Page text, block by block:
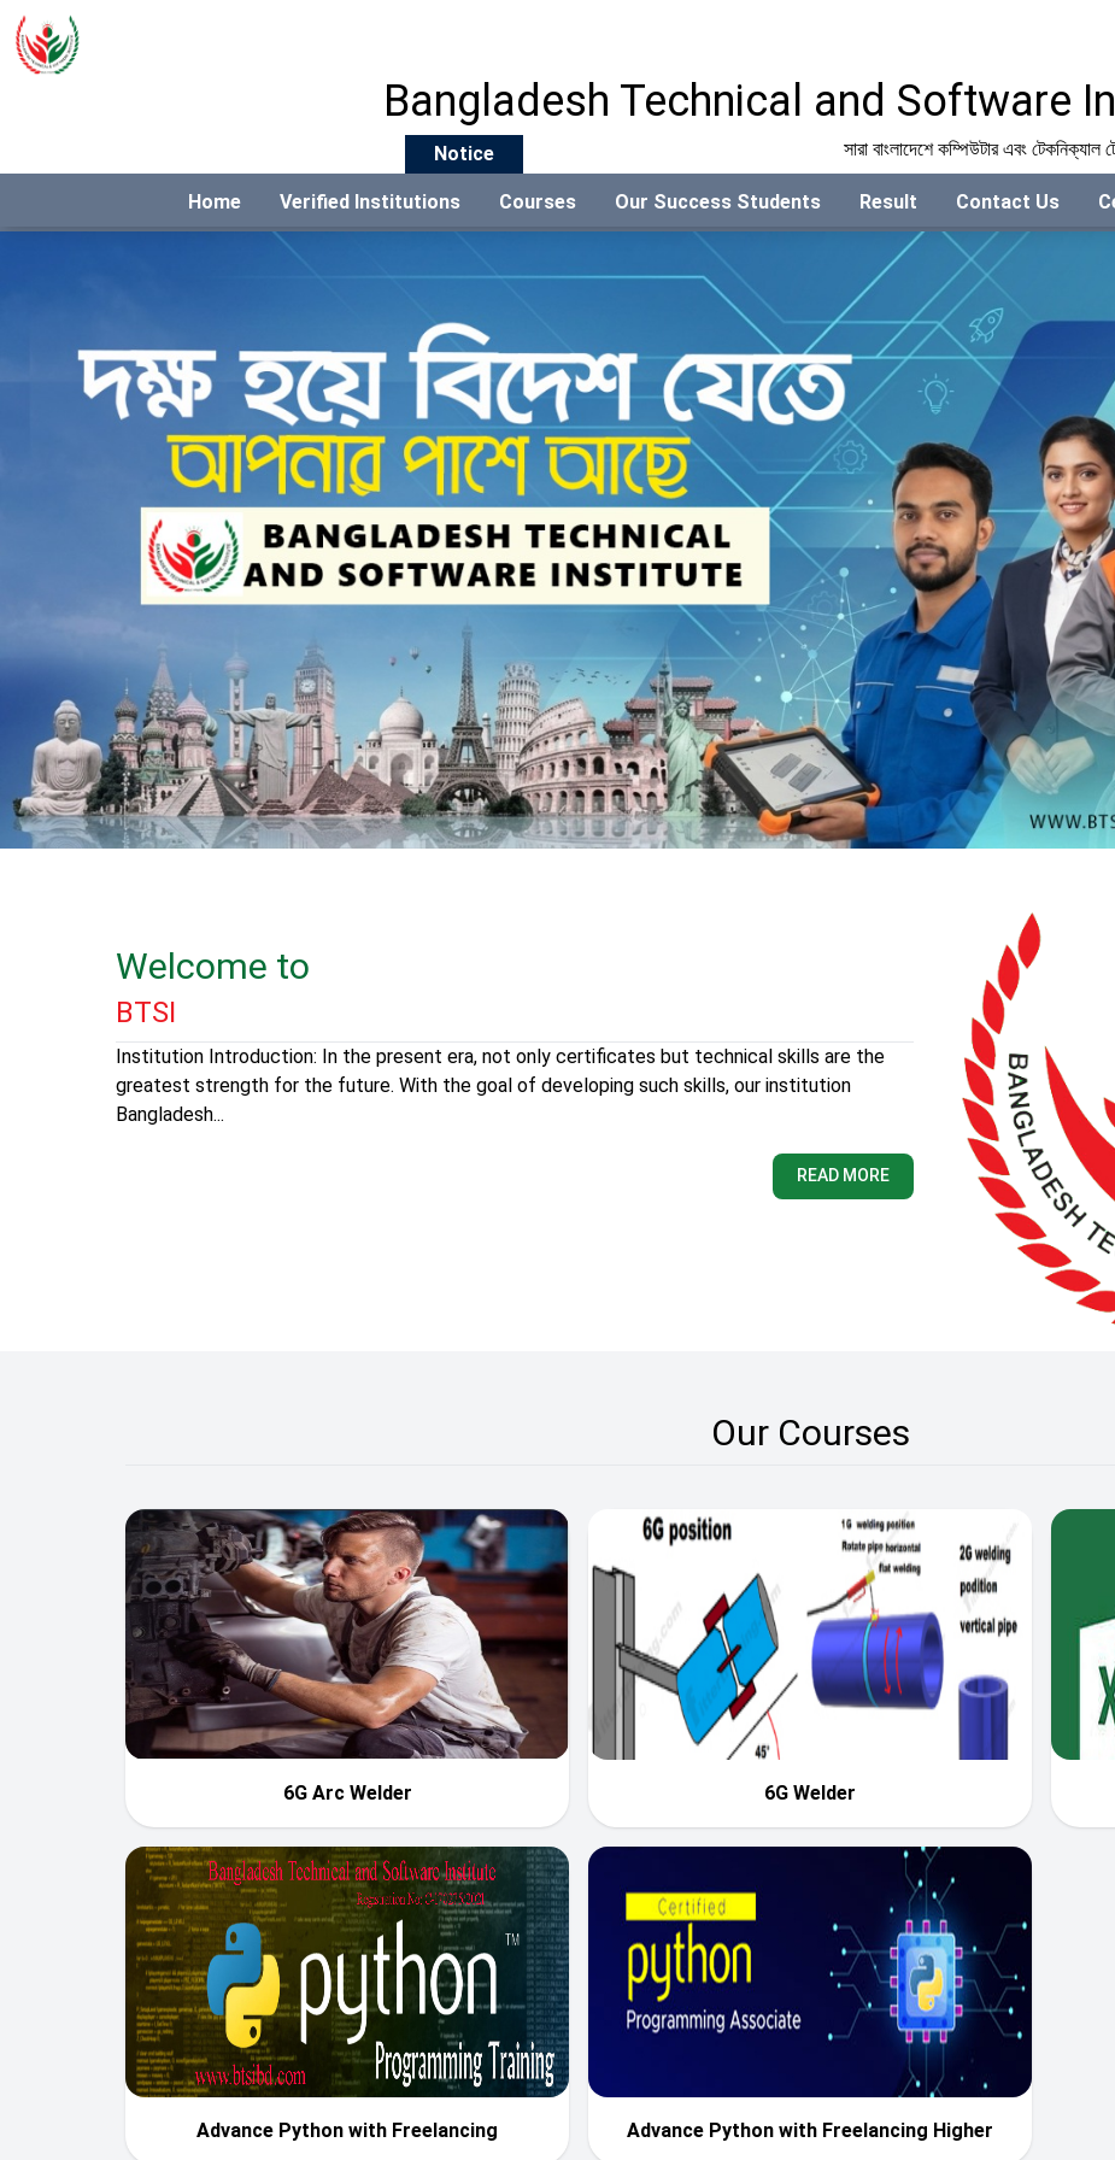
Bangladesh Technical and Software
Notice সারা বাংলাদেশে কম্পিউটার এবং টেকনিক্যাল ট্রেনিং
Home Verified Institutions Courses Our Success Students Result Contact Us
Welcome to
BTSI
Institution Introduction: In the present era, not only certificates but technical skills are the
greatest strength for the future. With the goal of developing such skills, our institution
Bangladesh...
READ MORE
Our Courses
6G Arc Welder 6G Welder
Advance Python with Freelancing Advance Python with Freelancing Higher